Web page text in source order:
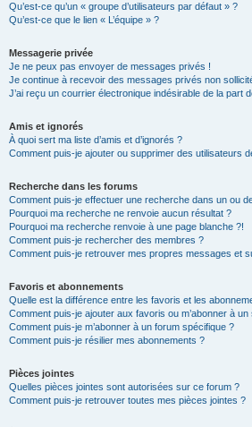
Qu’est-ce qu’un « groupe d’utilisateurs par défaut » ?
Qu’est-ce que le lien « L’équipe » ?
Messagerie privée
Je ne peux pas envoyer de messages privés !
Je continue à recevoir des messages privés non
J’ai reçu un courrier électronique indésirable de la part
Amis et ignorés
À quoi sert ma liste d’amis et d’ignorés ?
Comment puis-je ajouter ou supprimer des utilisateurs
Recherche dans les forums
Comment puis-je effectuer une recherche dans un ou
Pourquoi ma recherche ne renvoie aucun résultat ?
Pourquoi ma recherche renvoie à une page blanche ?!
Comment puis-je rechercher des membres ?
Comment puis-je retrouver mes propres messages et
Favoris et abonnements
Quelle est la différence entre les favoris et les
Comment puis-je ajouter aux favoris ou m’abonner à
Comment puis-je m’abonner à un forum spécifique ?
Comment puis-je résilier mes abonnements ?
Pièces jointes
Quelles pièces jointes sont autorisées sur ce forum ?
Comment puis-je retrouver toutes mes pièces jointes ?